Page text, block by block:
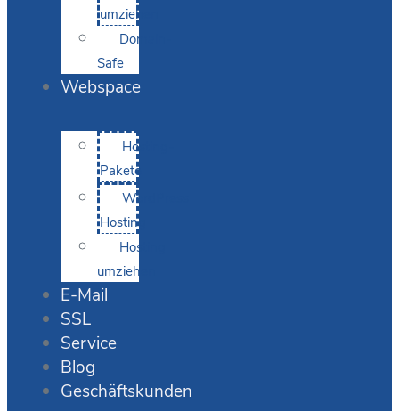
umziehen
Domain-
Safe
Webspace
Hosting-
Pakete
WordPress
Hosting
Hosting
umziehen
E-Mail
SSL
Service
Blog
Geschäftskunden